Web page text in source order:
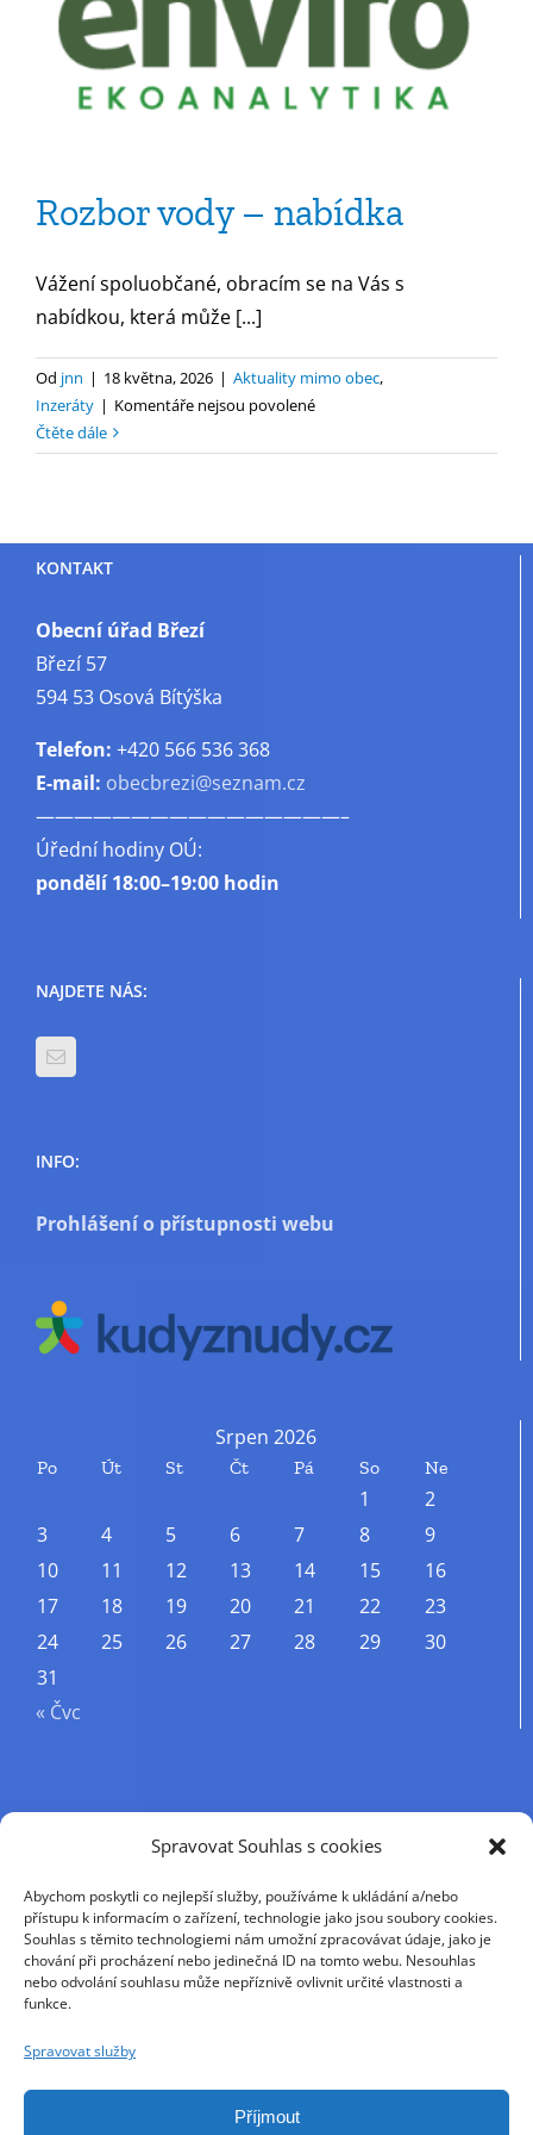
Spravovat Souhlas s cookies
Abychom poskytli co nejlepší služby, používáme k ukládání a/nebo
přístupu k informacím o zařízení, technologie jako jsou soubory cookies.
Souhlas s těmito technologiemi nám umožní zpracovávat údaje, jako je
chování při procházení nebo jedinečná ID na tomto webu. Nesouhlas
nebo odvolání souhlasu může nepříznivě ovlivnit určité vlastnosti a
funkce.
Spravovat služby
Příjmout
Rozbor vody – nabídka
Vážení spoluobčané, obracím se na Vás s
nabídkou, která může [...]
Od jnn | 18 května, 2026 | Aktuality mimo obec,
Inzeráty | Komentáře nejsou povolenéu
s
vody
Čtěte dále
KONTAKT
Obecní úřad Březí
Březí 57
594 53 Osová Bítýška
Telefon: +420 566 536 368
E-mail: obecbrezi@seznam.cz
————————————————–
Úřední hodiny OÚ:
pondělí18:00–19:00 hodin
NAJDETE NÁS:
INFO:
Prohlášení o přístupnosti webu
Srpen 2026
Po Út St Čt Pá So Ne
1
2
3
4 5 6 7 8
9
10
11 12 13 14 15
16
17
18 19 20 21 22
23
24
25 26 27 28 29
30
31
« Čvc
Příjmení
Křestní jméno
E-mail
Pokračováním přijímáte zásady ochrany osobních